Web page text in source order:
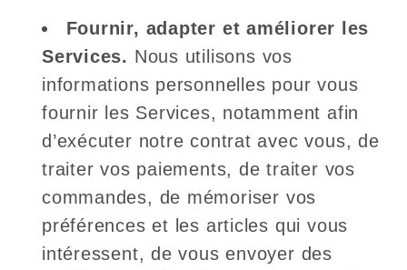
Fournir, adapter et améliorer les
Services. Nous utilisons vos
informations personnelles pour vous
fournir les Services, notamment afin
d’exécuter notre contrat avec vous, de
traiter vos paiements, de traiter vos
commandes, de mémoriser vos
préférences et les articles qui vous
intéressent, de vous envoyer des